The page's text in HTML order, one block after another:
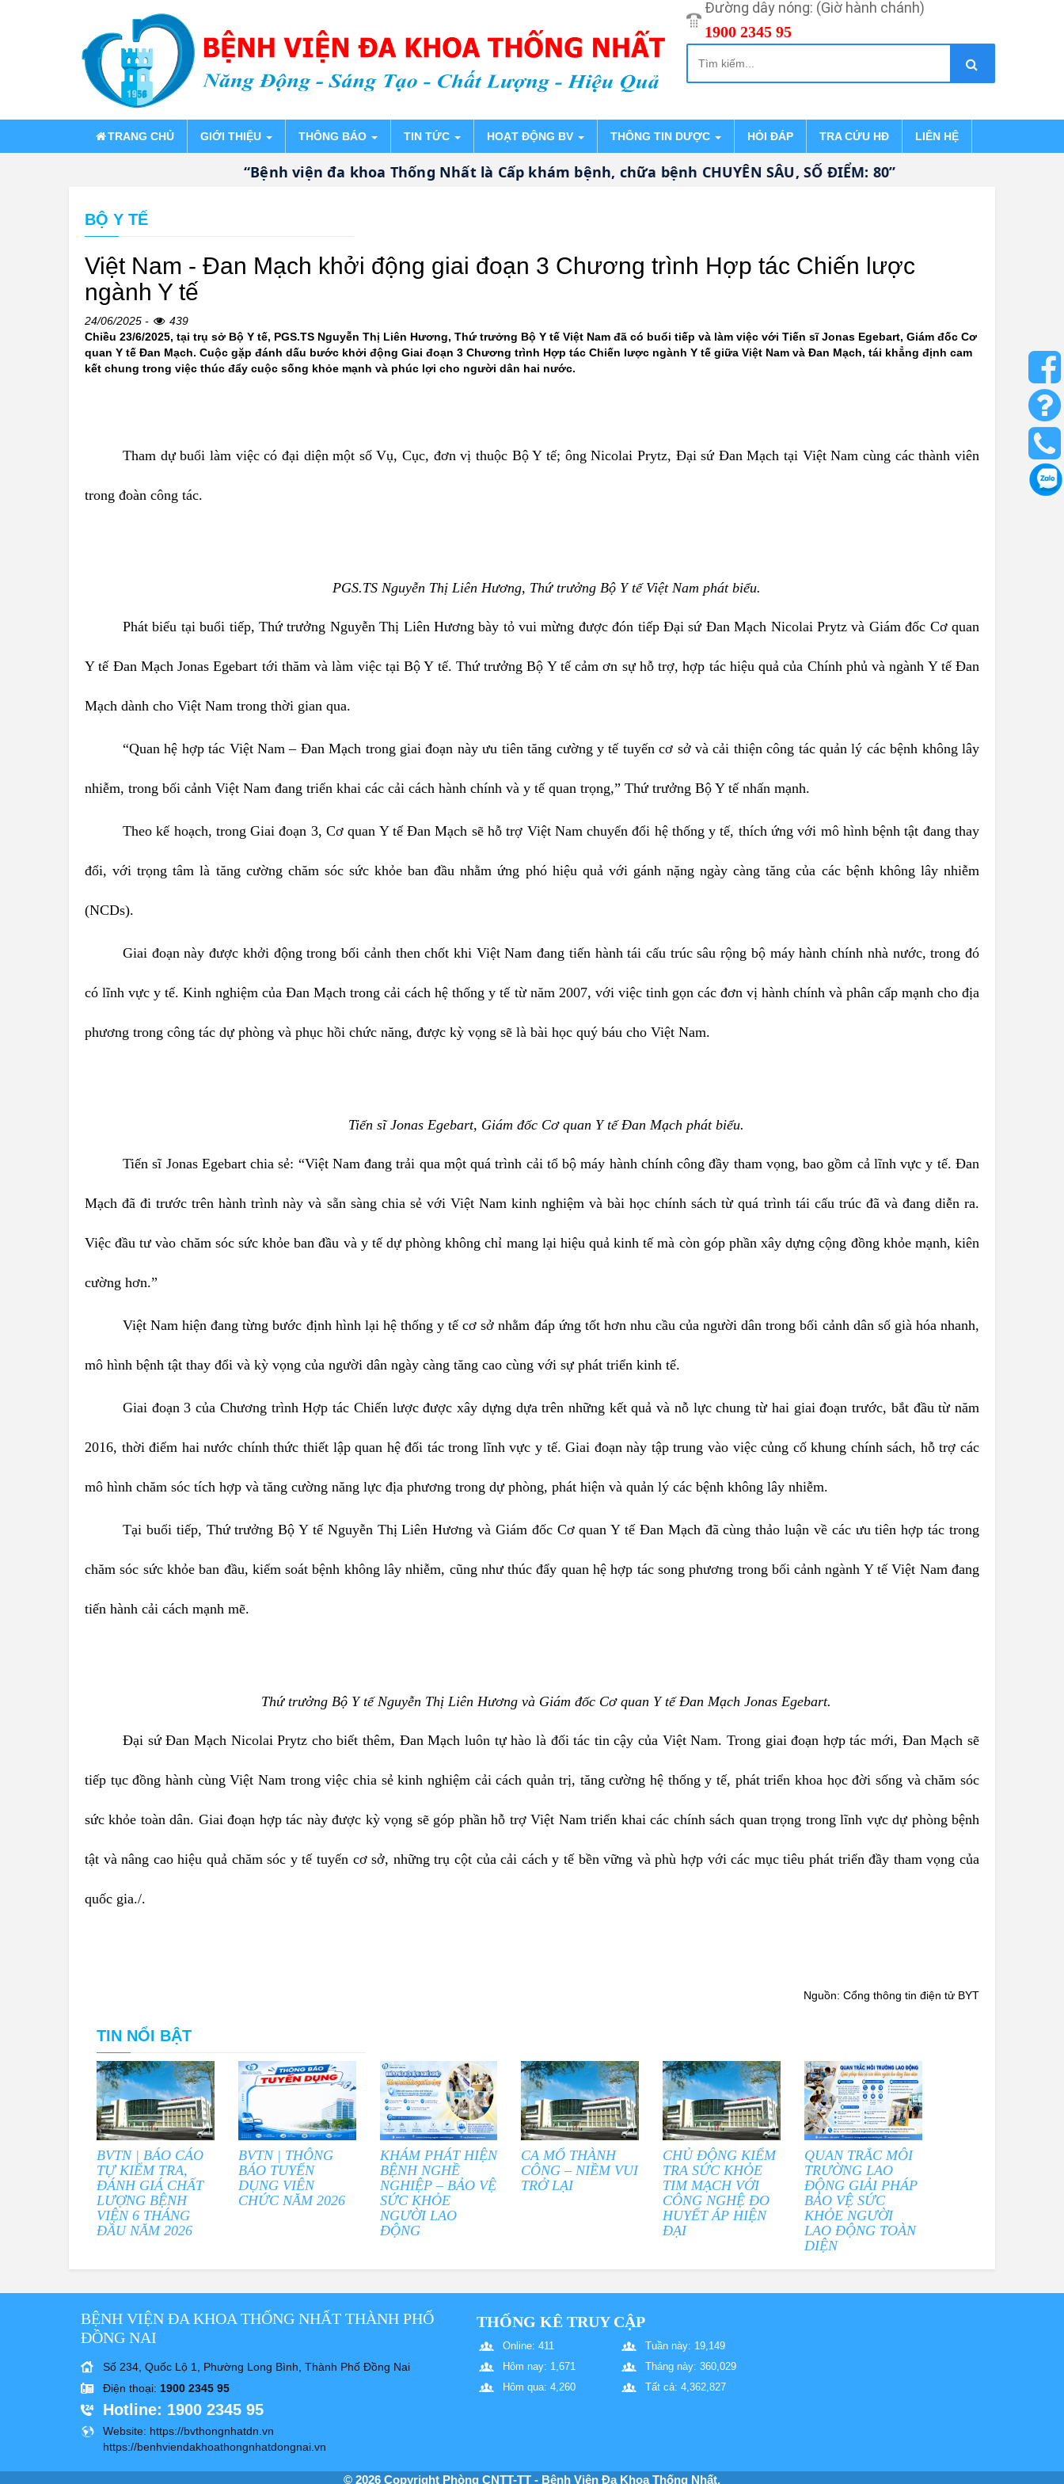
Đường dây nóng: (Giờ hành chánh)
1900 2345 95
TRANG CHỦ GIỚI THIỆU THÔNG BÁO TIN TỨC HOẠT ĐỘNG BV THÔNG TIN DƯỢC HỎI ĐÁP TRA CỨU HĐ LIÊN HỆ
“Bệnh viện đa khoa Thống Nhất là Cấp khám bệnh, chữa bệnh CHUYÊN SÂU, SỐ ĐIỂM: 80”
BỘ Y TẾ
Việt Nam - Đan Mạch khởi động giai đoạn 3 Chương trình Hợp tác Chiến lược
ngành Y tế
24/06/2025 -
439
Chiều 23/6/2025, tại trụ sở Bộ Y tế, PGS.TS Nguyễn Thị Liên Hương, Thứ trưởng Bộ Y tế Việt Nam đã có buổi tiếp và làm việc với Tiến sĩ Jonas Egebart, Giám đốc Cơ
quan Y tế Đan Mạch. Cuộc gặp đánh dấu bước khởi động Giai đoạn 3 Chương trình Hợp tác Chiến lược ngành Y tế giữa Việt Nam và Đan Mạch, tái khẳng định cam
kết chung trong việc thúc đẩy cuộc sống khỏe mạnh và phúc lợi cho người dân hai nước.
Tham dự buổi làm việc có đại diện một số Vụ, Cục, đơn vị thuộc Bộ Y tế; ông Nicolai Prytz, Đại sứ Đan Mạch tại Việt Nam cùng các thành viên
trong đoàn công tác.
PGS.TS Nguyễn Thị Liên Hương, Thứ trưởng Bộ Y tế Việt Nam phát biểu.
Phát biểu tại buổi tiếp, Thứ trưởng Nguyễn Thị Liên Hương bày tỏ vui mừng được đón tiếp Đại sứ Đan Mạch Nicolai Prytz và Giám đốc Cơ quan
Y tế Đan Mạch Jonas Egebart tới thăm và làm việc tại Bộ Y tế. Thứ trưởng Bộ Y tế cảm ơn sự hỗ trợ, hợp tác hiệu quả của Chính phủ và ngành Y tế Đan
Mạch dành cho Việt Nam trong thời gian qua.
“Quan hệ hợp tác Việt Nam – Đan Mạch trong giai đoạn này ưu tiên tăng cường y tế tuyến cơ sở và cải thiện công tác quản lý các bệnh không lây
nhiễm, trong bối cảnh Việt Nam đang triển khai các cải cách hành chính và y tế quan trọng,” Thứ trưởng Bộ Y tế nhấn mạnh.
Theo kế hoạch, trong Giai đoạn 3, Cơ quan Y tế Đan Mạch sẽ hỗ trợ Việt Nam chuyển đổi hệ thống y tế, thích ứng với mô hình bệnh tật đang thay
đổi, với trọng tâm là tăng cường chăm sóc sức khỏe ban đầu nhằm ứng phó hiệu quả với gánh nặng ngày càng tăng của các bệnh không lây nhiễm
(NCDs).
Giai đoạn này được khởi động trong bối cảnh then chốt khi Việt Nam đang tiến hành tái cấu trúc sâu rộng bộ máy hành chính nhà nước, trong đó
có lĩnh vực y tế. Kinh nghiệm của Đan Mạch trong cải cách hệ thống y tế từ năm 2007, với việc tinh gọn các đơn vị hành chính và phân cấp mạnh cho địa
phương trong công tác dự phòng và phục hồi chức năng, được kỳ vọng sẽ là bài học quý báu cho Việt Nam.
Tiến sĩ Jonas Egebart, Giám đốc Cơ quan Y tế Đan Mạch phát biểu.
Tiến sĩ Jonas Egebart chia sẻ: “Việt Nam đang trải qua một quá trình cải tổ bộ máy hành chính công đầy tham vọng, bao gồm cả lĩnh vực y tế. Đan
Mạch đã đi trước trên hành trình này và sẵn sàng chia sẻ với Việt Nam kinh nghiệm và bài học chính sách từ quá trình tái cấu trúc đã và đang diễn ra.
Việc đầu tư vào chăm sóc sức khỏe ban đầu và y tế dự phòng không chỉ mang lại hiệu quả kinh tế mà còn góp phần xây dựng cộng đồng khỏe mạnh, kiên
cường hơn.”
Việt Nam hiện đang từng bước định hình lại hệ thống y tế cơ sở nhằm đáp ứng tốt hơn nhu cầu của người dân trong bối cảnh dân số già hóa nhanh,
mô hình bệnh tật thay đổi và kỳ vọng của người dân ngày càng tăng cao cùng với sự phát triển kinh tế.
Giai đoạn 3 của Chương trình Hợp tác Chiến lược được xây dựng dựa trên những kết quả và nỗ lực chung từ hai giai đoạn trước, bắt đầu từ năm
2016, thời điểm hai nước chính thức thiết lập quan hệ đối tác trong lĩnh vực y tế. Giai đoạn này tập trung vào việc củng cố khung chính sách, hỗ trợ các
mô hình chăm sóc tích hợp và tăng cường năng lực địa phương trong dự phòng, phát hiện và quản lý các bệnh không lây nhiễm.
Tại buổi tiếp, Thứ trưởng Bộ Y tế Nguyễn Thị Liên Hương và Giám đốc Cơ quan Y tế Đan Mạch đã cùng thảo luận về các ưu tiên hợp tác trong
chăm sóc sức khỏe ban đầu, kiểm soát bệnh không lây nhiễm, cũng như thúc đẩy quan hệ hợp tác song phương trong bối cảnh ngành Y tế Việt Nam đang
tiến hành cải cách mạnh mẽ.
Thứ trưởng Bộ Y tế Nguyễn Thị Liên Hương và Giám đốc Cơ quan Y tế Đan Mạch Jonas Egebart.
Đại sứ Đan Mạch Nicolai Prytz cho biết thêm, Đan Mạch luôn tự hào là đối tác tin cậy của Việt Nam. Trong giai đoạn hợp tác mới, Đan Mạch sẽ
tiếp tục đồng hành cùng Việt Nam trong việc chia sẻ kinh nghiệm cải cách quản trị, tăng cường hệ thống y tế, phát triển khoa học đời sống và chăm sóc
sức khỏe toàn dân. Giai đoạn hợp tác này được kỳ vọng sẽ góp phần hỗ trợ Việt Nam triển khai các chính sách quan trọng trong lĩnh vực dự phòng bệnh
tật và nâng cao hiệu quả chăm sóc y tế tuyến cơ sở, những trụ cột của cải cách y tế bền vững và phù hợp với các mục tiêu phát triển đầy tham vọng của
quốc gia./.
Nguồn: Cổng thông tin điện tử BYT
TIN NỔI BẬT
BVTN | BÁO CÁO
TỰ KIỂM TRA,
ĐÁNH GIÁ CHẤT
LƯỢNG BỆNH
VIỆN 6 THÁNG
ĐẦU NĂM 2026
BVTN | THÔNG
BÁO TUYỂN
DỤNG VIÊN
CHỨC NĂM 2026
KHÁM PHÁT HIỆN
BỆNH NGHỀ
NGHIỆP – BẢO VỆ
SỨC KHỎE
NGƯỜI LAO
ĐỘNG
CA MỔ THÀNH
CÔNG – NIỀM VUI
TRỞ LẠI
CHỦ ĐỘNG KIỂM
TRA SỨC KHỎE
TIM MẠCH VỚI
CÔNG NGHỆ ĐO
HUYẾT ÁP HIỆN
ĐẠI
QUAN TRẮC MÔI
TRƯỜNG LAO
ĐỘNG GIẢI PHÁP
BẢO VỆ SỨC
KHỎE NGƯỜI
LAO ĐỘNG TOÀN
DIỆN
BỆNH VIỆN ĐA KHOA THỐNG NHẤT THÀNH PHỐ
ĐỒNG NAI
Số 234, Quốc Lộ 1, Phường Long Bình, Thành Phố Đồng Nai
Điện thoại: 1900 2345 95
Hotline: 1900 2345 95
Website: https://bvthongnhatdn.vn
https://benhviendakhoathongnhatdongnai.vn
THỐNG KÊ TRUY CẬP
Online: 411
Hôm nay: 1,671
Hôm qua: 4,260
Tuần này: 19,149
Tháng này: 360,029
Tất cả: 4,362,827
© 2026 Copyright Phòng CNTT-TT - Bệnh Viện Đa Khoa Thống Nhất.